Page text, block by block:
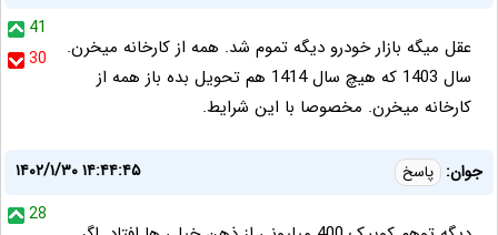
41
30
عقل میگه بازار خودرو دیگه تموم شد. همه از کارخانه میخرن.
سال 1403 که هیچ سال 1414 هم تحویل بده باز همه از
کارخانه میخرن. مخصوصا با این شرایط.
جوان: پاسخ
۱۴۰۲/۱/۳۰ ۱۴:۴۴:۴۵
28